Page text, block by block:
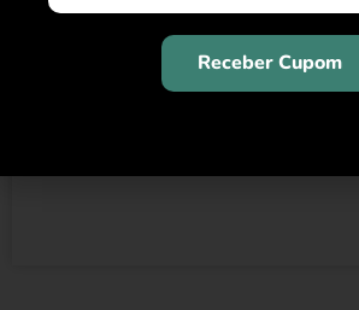
personalidade e especial enfoque
materiais inovadores e grafismos
a linha sempre se destacou como
Receber Cupom